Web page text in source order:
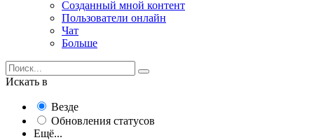
Созданный мной контент
Пользователи онлайн
Чат
Больше
Искать в
Везде
Обновления статусов
Ещё...